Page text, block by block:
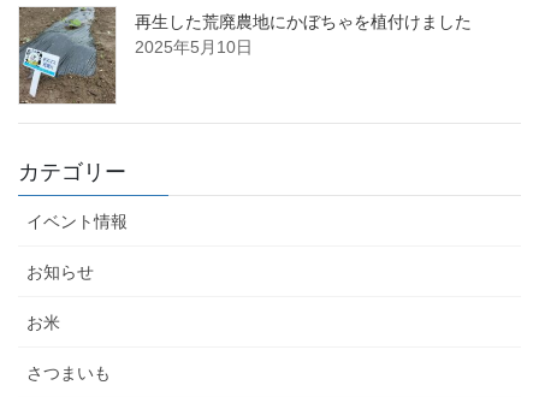
再生した荒廃農地にかぼちゃを植付けました
2025年5月10日
カテゴリー
イベント情報
お知らせ
お米
さつまいも